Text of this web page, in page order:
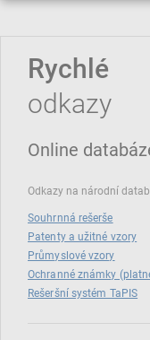
Rychlé
odkazy
Online
Odkazy na národní
Souhrnná rešerše
Patenty a užitné vzory
Průmyslové vzory
Ochranné známky
Rešeršní systém TaPIS